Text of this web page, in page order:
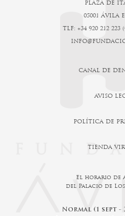
PLAZA DE
05001 ÁVILA
TLF: +34 920 212 223
CANAL DE
AVISO
POLÍTICA DE
TIENDA
El horario de
del Palacio de
Normal (1 sept -